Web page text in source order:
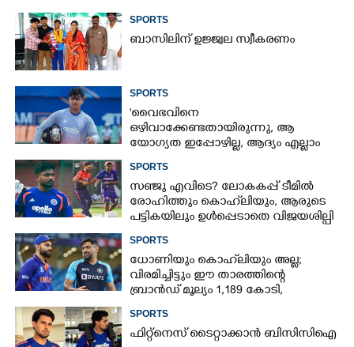
SPORTS
ബാസിലിന് ഉജ്ജ്വല സ്വീകരണം
SPORTS
'വൈഭവിനെ
ഒഴിവാക്കേണ്ടതായിരുന്നു,​ ആ
യോഗ്യത ഇപ്പോഴില്ല, ആദ്യം എല്ലാം
ക്രിക്കറ്റ് താരം
SPORTS
സഞ്ജു എവിടെ? ലോകകപ്പ് ടീമിൽ
രോഹിത്തും കൊഹ്‌ലിയും, ആരുടെ
പട്ടികയിലും ഉൾപ്പെടാതെ വിജയശില്പി
SPORTS
ധോണിയും കൊഹ്‌ലിയും അല്ല;
വിരമിച്ചിട്ടും ഈ താരത്തിന്റെ
ബ്രാൻഡ് മൂല്യം 1,189 കോടി,
SPORTS
ഫിറ്റ്നെസ് ടൈറ്റാക്കാൻ ബിസിസിഐ